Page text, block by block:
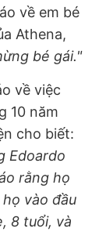
về em bé
Athena,
bé gái."
về việc
10 năm
cho biết:
Edoardo
rằng họ
vào đầu
8 tuổi, và